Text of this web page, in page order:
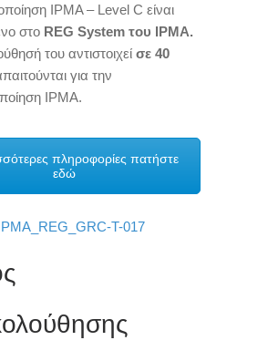
IPMA– Level C είναι
στο REG System του IPMA.
του αντιστοιχεί σε 40
για την
IPMA.
πληροφορίες πατήστε
εδώ